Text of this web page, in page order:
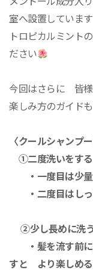
室へ設置しています
トロピカルミント
ださい
今回はさらに 皆様
楽しみ方のガイド
〈クールシャンプ
①二度洗いをする
・一度目は少量
・二度目はしっ
②少し長めに洗う
・髪を流す前に
すと
より楽しめ